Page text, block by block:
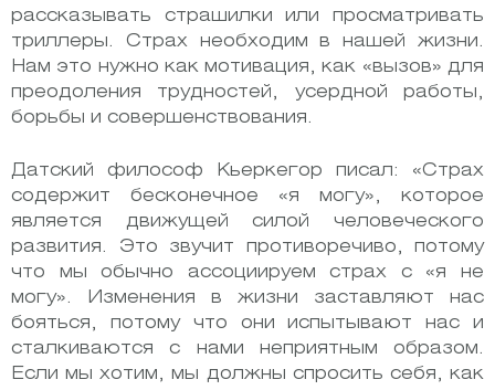
рассказывать страшилки или просматривать
триллеры. Страх необходим в нашей жизни.
Нам это нужно как мотивация, как «вызов» для
преодоления трудностей, усердной работы,
борьбы и совершенствования.
Датский философ Кьеркегор писал: «Страх
содержит бесконечное «я могу», которое
является движущей силой человеческого
развития. Это звучит противоречиво, потому
что мы обычно ассоциируем страх с «я не
могу». Изменения в жизни заставляют нас
бояться, потому что они испытывают нас и
сталкиваются с нами неприятным образом.
Если мы хотим, мы должны спросить себя, как